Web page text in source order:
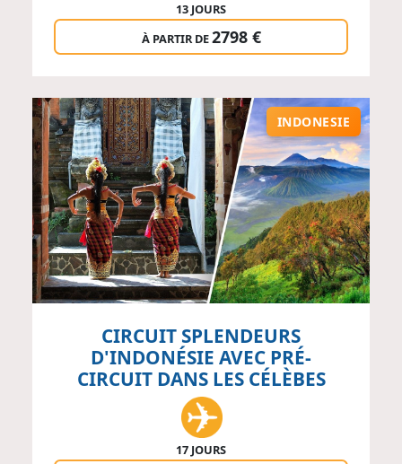
13 JOURS
À PARTIR DE2798 €
INDONESIE
CIRCUIT SPLENDEURS
D'INDONÉSIE AVEC PRÉ-
CIRCUIT DANS LES CÉLÈBES
17 JOURS